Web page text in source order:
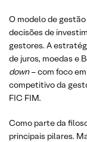
O modelo de
decisões de
gestores. A
de juros, moedas e
down– com foco
competitivo da
FIC FIM.
Como parte da
principais pilares.